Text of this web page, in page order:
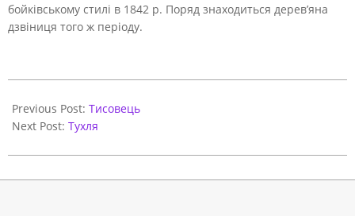
бойківському стилі в 1842 р. Поряд знаходиться дерев’яна
дзвіниця того ж періоду.
11-
07
Previous Post: Тисовець
Next Post: Тухля